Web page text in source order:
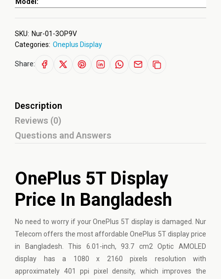
SKU: Nur-01-3OP9V
Categories: Oneplus Display
Share:
Description
Reviews (0)
Questions and Answers
OnePlus 5T Display
Price In Bangladesh
No need to worry if your OnePlus 5T display is damaged. Nur
Telecom offers the most affordable OnePlus 5T display price
in Bangladesh. This 6.01-inch, 93.7 cm2 Optic AMOLED
display has a 1080 x 2160 pixels resolution with
approximately 401 ppi pixel density, which improves the